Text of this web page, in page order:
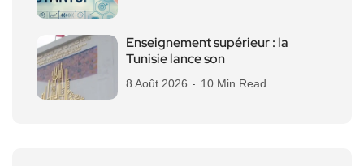
Enseignement supérieur : la
Tunisie lance son
8 Août 2026 10 Min Read